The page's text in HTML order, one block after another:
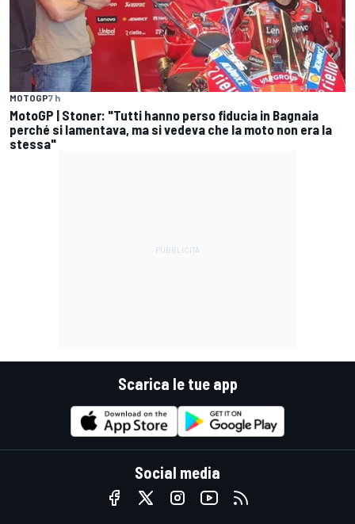
MOTOGP7 h
MotoGP | Stoner: "Tutti hanno perso fiducia in Bagnaia
perché si lamentava, ma si vedeva che la moto non era la
stessa"
Scarica le tue app
Social media